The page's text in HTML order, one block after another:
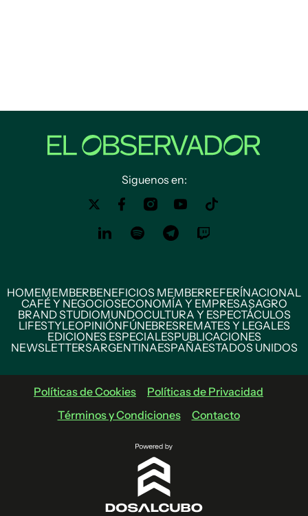
Siguenos en:
HOMEMEMBERBENEFICIOS MEMBERREFERÍNACIONAL
CAFÉ Y NEGOCIOSECONOMÍA Y EMPRESASAGRO
BRAND STUDIOMUNDOCULTURA Y ESPECTÁCULOS
LIFESTYLEOPINIÓNFÚNEBRESREMATES Y LEGALES
EDICIONES ESPECIALESPUBLICACIONES
NEWSLETTERSARGENTINAESPAÑAESTADOS UNIDOS
Políticas de Cookies
Políticas de Privacidad
Términos y Condiciones
Contacto